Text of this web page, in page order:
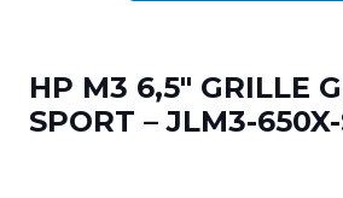
HP M3 6,5″ GRILLE
SPORT – JLM3-